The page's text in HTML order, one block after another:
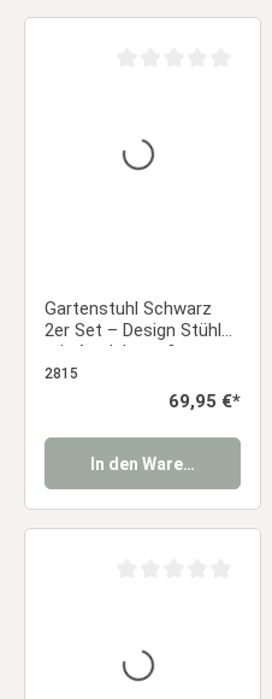
Gartenstuhl Schwarz
2er Set – Design Stühle
mit Armlehnen &
Holzbeinen aus
Kunststoff | Balkon- &
Essstuhl
2815
Regulärer Preis:
69,95 €*
In den Warenkorb